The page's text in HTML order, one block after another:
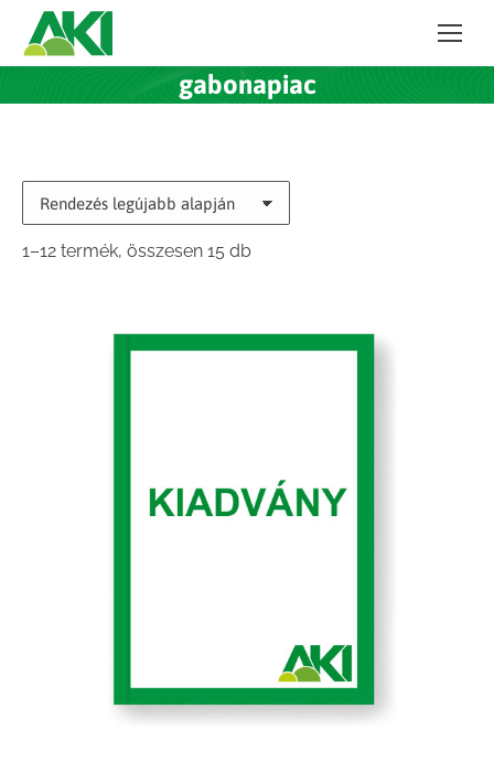
gabonapiac
1–12 termék, összesen 15 dbSorted